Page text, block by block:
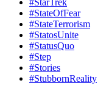
#StarTrek
#StateOfFear
#StateTerrorism
#StatosUnite
#StatusQuo
#Step
#Stories
#StubbornReality